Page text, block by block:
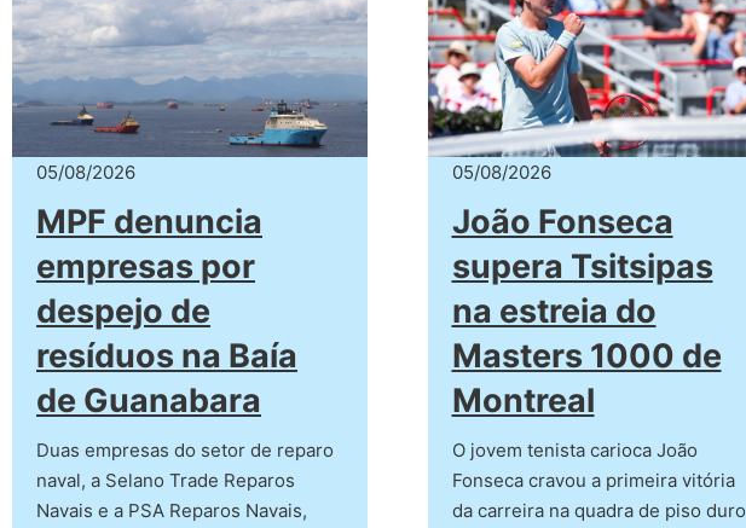
05/08/2026
MPF denuncia
empresas por
despejo de
resíduos na Baía
de Guanabara
Duas empresas do setor de reparo
naval, a Selano Trade Reparos
Navais e a PSA Reparos Navais,
05/08/2026
João Fonseca
supera Tsitsipas
na estreia do
Masters 1000 de
Montreal
O jovem tenista carioca João
Fonseca cravou a primeira vitória
da carreira na quadra de piso duro